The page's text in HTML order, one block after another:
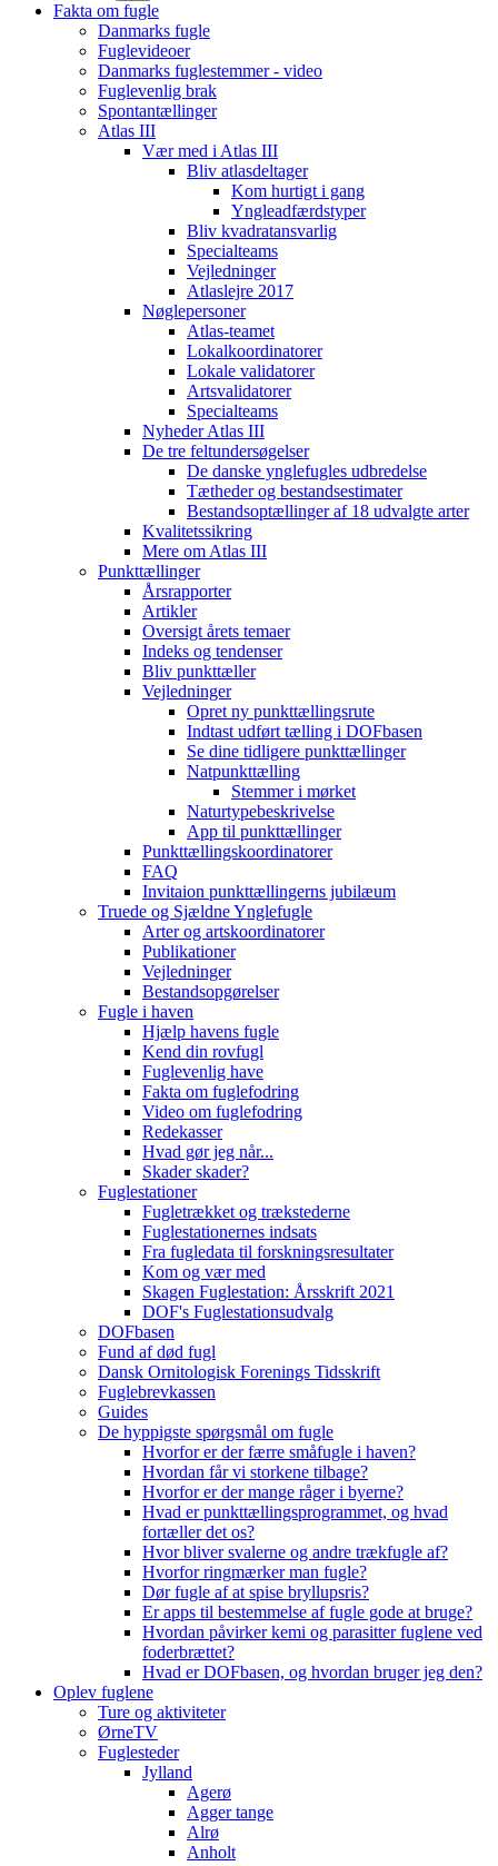
Fakta om fugle
Danmarks fugle
Fuglevideoer
Danmarks fuglestemmer - video
Fuglevenlig brak
Spontantællinger
Atlas III
Vær med i Atlas III
Bliv atlasdeltager
Kom hurtigt i gang
Yngleadfærdstyper
Bliv kvadratansvarlig
Specialteams
Vejledninger
Atlaslejre 2017
Nøglepersoner
Atlas-teamet
Lokalkoordinatorer
Lokale validatorer
Artsvalidatorer
Specialteams
Nyheder Atlas III
De tre feltundersøgelser
De danske ynglefugles udbredelse
Tætheder og bestandsestimater
Bestandsoptællinger af 18 udvalgte arter
Kvalitetssikring
Mere om Atlas III
Punkttællinger
Årsrapporter
Artikler
Oversigt årets temaer
Indeks og tendenser
Bliv punkttæller
Vejledninger
Opret ny punkttællingsrute
Indtast udført tælling i DOFbasen
Se dine tidligere punkttællinger
Natpunkttælling
Stemmer i mørket
Naturtypebeskrivelse
App til punkttællinger
Punkttællingskoordinatorer
FAQ
Invitaion punkttællingerns jubilæum
Truede og Sjældne Ynglefugle
Arter og artskoordinatorer
Publikationer
Vejledninger
Bestandsopgørelser
Fugle i haven
Hjælp havens fugle
Kend din rovfugl
Fuglevenlig have
Fakta om fuglefodring
Video om fuglefodring
Redekasser
Hvad gør jeg når...
Skader skader?
Fuglestationer
Fugletrækket og trækstederne
Fuglestationernes indsats
Fra fugledata til forskningsresultater
Kom og vær med
Skagen Fuglestation: Årsskrift 2021
DOF's Fuglestationsudvalg
DOFbasen
Fund af død fugl
Dansk Ornitologisk Forenings Tidsskrift
Fuglebrevkassen
Guides
De hyppigste spørgsmål om fugle
Hvorfor er der færre småfugle i haven?
Hvordan får vi storkene tilbage?
Hvorfor er der mange råger i byerne?
Hvad er punkttællingsprogrammet, og hvad
fortæller det os?
Hvor bliver svalerne og andre trækfugle af?
Hvorfor ringmærker man fugle?
Dør fugle af at spise bryllupsris?
Er apps til bestemmelse af fugle gode at bruge?
Hvordan påvirker kemi og parasitter fuglene ved
foderbrættet?
Hvad er DOFbasen, og hvordan bruger jeg den?
Oplev fuglene
Ture og aktiviteter
ØrneTV
Fuglesteder
Jylland
Agerø
Agger tange
Alrø
Anholt